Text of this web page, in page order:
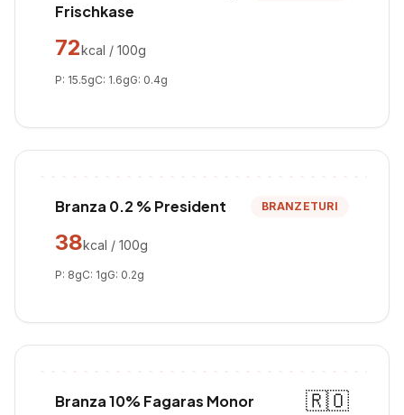
Frischkase
72kcal / 100g
P: 15.5gC: 1.6gG: 0.4g
Branza 0.2 % President BRANZETURI
38kcal / 100g
P: 8gC: 1gG: 0.2g
Branza 10% Fagaras Monor
🇷🇴